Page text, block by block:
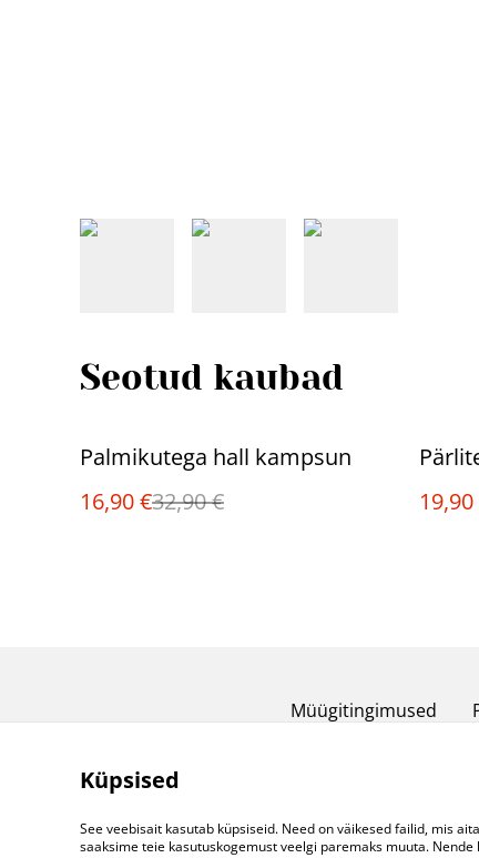
Seotud kaubad
%
Palmikutega hall kampsun
16,90 €32,90 €
%
Müügitingimused
Küpsised
See veebisait kasutab küpsiseid. Need on väikesed failid, mis
saaksime teie kasutuskogemust veelgi paremaks muuta.